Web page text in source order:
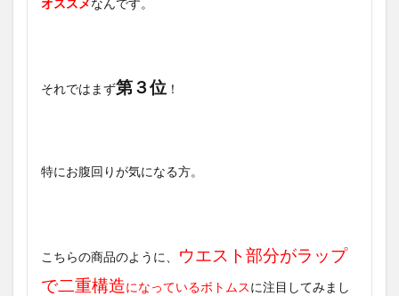
オススメなんです。
それではまず第３位 ！
特にお腹回りが気になる方。
こちらの商品のように、
ウエスト部分がラップ
で二重構造になっているボトムスに注目してみまし